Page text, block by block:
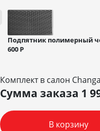
Подпятник полимерный
600 Р
Комплект в салон
Сумма заказа 1
В корзину